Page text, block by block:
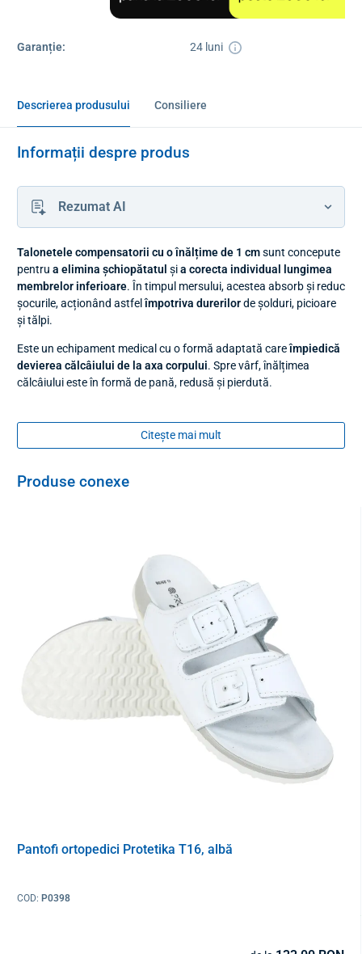
Garanție: 24 luni
Descrierea produsului Consiliere
Informații despre produs
Rezumat AI
Talonetele compensatorii cu o înălțime de 1 cmsunt concepute
pentru a elimina șchiopătatul șia corecta individual lungimea
membrelor inferioare. În timpul mersului, acestea absorb și reduc
șocurile, acționând astfelîmpotriva durerilorde șolduri, picioare
și tălpi.
Este un echipament medical cu o formă adaptată careîmpiedică
devierea călcâiului de la axa corpului. Spre vârf, înălțimea
călcâiului este în formă de pană, redusă și pierdută.
garantează rezistența călcâiului la compresie chiar și la sarcini
grele.
Datorită modelării similare tocului, se
pantof. Ofolie autoadezivă
se usuce la temperatura camerei.
femei – 10 x 7 cm
bărbați – 10,5 x 8 cm
Citește mai mult
Produse conexe
Pantofi ortopedici Protetika T16, albă
COD: P0398